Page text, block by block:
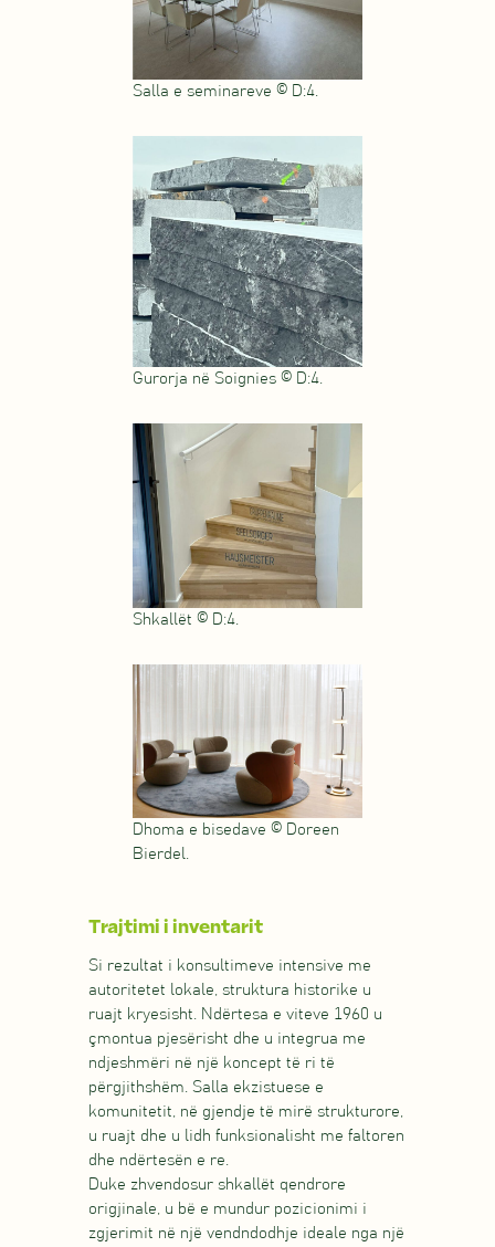
Salla e seminareve © D:4.
Gurorja në Soignies © D:4.
Shkallët © D:4.
Dhoma e bisedave © Doreen
Bierdel.
Trajtimi i inventarit
Si rezultat i konsultimeve intensive me
autoritetet lokale, struktura historike u
ruajt kryesisht. Ndërtesa e viteve 1960 u
çmontua pjesërisht dhe u integrua me
ndjeshmëri në një koncept të ri të
përgjithshëm. Salla ekzistuese e
komunitetit, në gjendje të mirë strukturore,
u ruajt dhe u lidh funksionalisht me faltoren
dhe ndërtesën e re.
Duke zhvendosur shkallët qendrore
origjinale, u bë e mundur pozicionimi i
zgjerimit në një vendndodhje ideale nga një